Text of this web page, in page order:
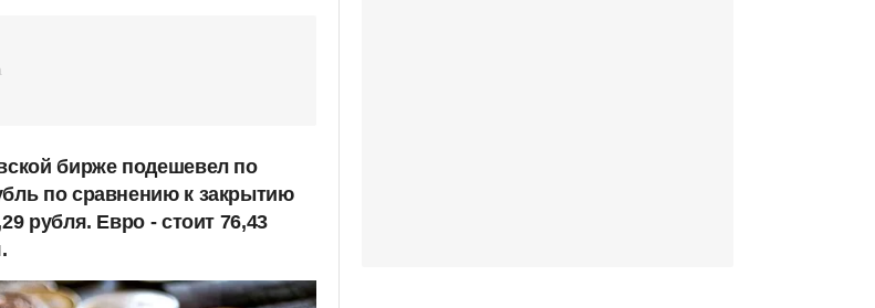
бирже подешевел по
по сравнению к закрытию
рубля. Евро - стоит 76,43